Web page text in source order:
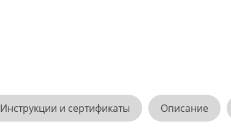
Инструкции и сертификаты Описание